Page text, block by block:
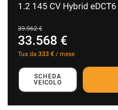
1.2 145 CV Hybrid
39.962 €
33.568 €
Tua da 333 € / mese
SCHEDA
VEICOLO